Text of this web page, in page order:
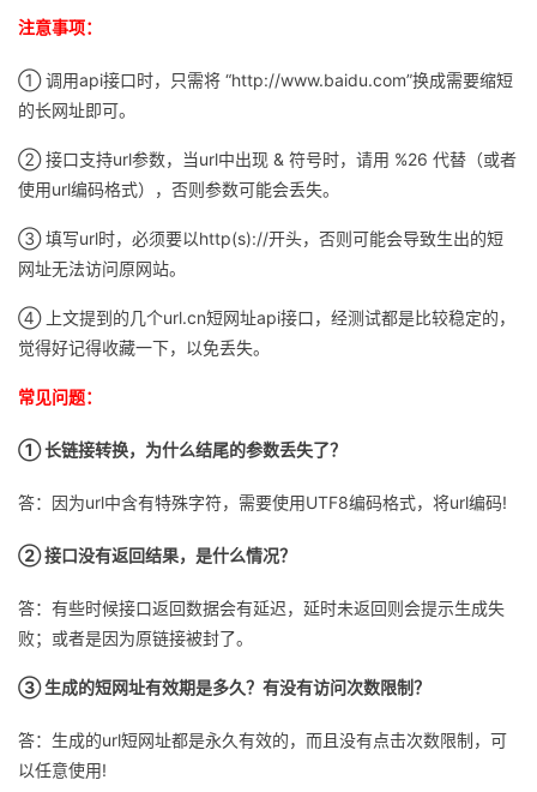
注意事项：
① 调用api接口时，只需将 “http://www.baidu.com”换成需要缩短
的长网址即可。
② 接口支持url参数，当url中出现 & 符号时，请用 %26 代替（或者
使用url编码格式），否则参数可能会丢失。
③ 填写url时，必须要以http(s)://开头，否则可能会导致生出的短
网址无法访问原网站。
④ 上文提到的几个url.cn短网址api接口，经测试都是比较稳定的，
觉得好记得收藏一下，以免丢失。
常见问题：
① 长链接转换，为什么结尾的参数丢失了？
答：因为url中含有特殊字符，需要使用UTF8编码格式，将url编码!
② 接口没有返回结果，是什么情况？
答：有些时候接口返回数据会有延迟，延时未返回则会提示生成失
败；或者是因为原链接被封了。
③ 生成的短网址有效期是多久？有没有访问次数限制？
答：生成的url短网址都是永久有效的，而且没有点击次数限制，可
以任意使用!